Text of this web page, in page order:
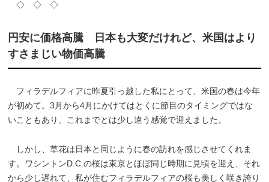
◇ ◇ ◇
円安に価格高騰 日本も大変だけれど、米国はより
すさまじい物価高騰
フィラデルフィアに昨夏引っ越した私にとって、米国の春は今年
が初めて。3月から4月にかけてはとくに節目のタイミングではな
いこともあり、これまでとは少し違う感覚で迎えました。
しかし、草花は日本と同じように春の訪れを感じさせてくれま
す。ワシントンD.C.の桜は東京とほぼ同じ時期に見頃を迎え、それ
から少し遅れて、私が住むフィラデルフィアの桜も美しく咲き誇り